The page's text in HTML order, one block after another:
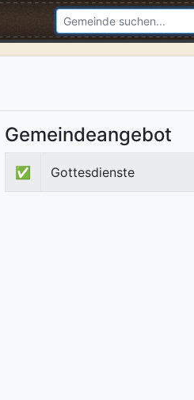
Gemeindeangebot
✅ Gottesdienste